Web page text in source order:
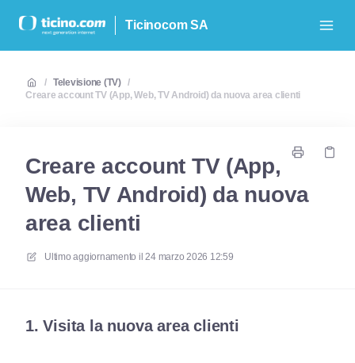
Ticinocom SA
/ Televisione (TV) /
Creare account TV (App, Web, TV Android) da nuova area clienti
Creare account TV (App,
Web, TV Android) da nuova
area clienti
Ultimo aggiornamento il 24 marzo 2026 12:59
1. Visita la nuova area clienti